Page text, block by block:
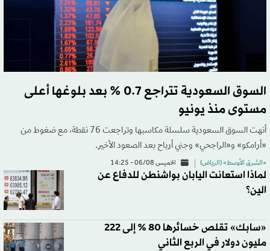
السوق السعودية تتراجع 0.7 % بعد بلوغها أعلى
مستوى منذ يونيو
أنهت السوق السعودية سلسلة مكاسبها وتراجعت 76 نقطة، مع ضغوط من
«أرامكو» و«الراجحي» وجني أرباح بعد الصعود الأخير.
«الشرق الأوسط» (الرياض) الخميس 06/08 - 14:25
لماذا استعانت اليابان بواشنطن للدفاع عن
الين؟
«سابك» تقلص خسائرها 80 % إلى 222
مليون دولار في الربع الثاني